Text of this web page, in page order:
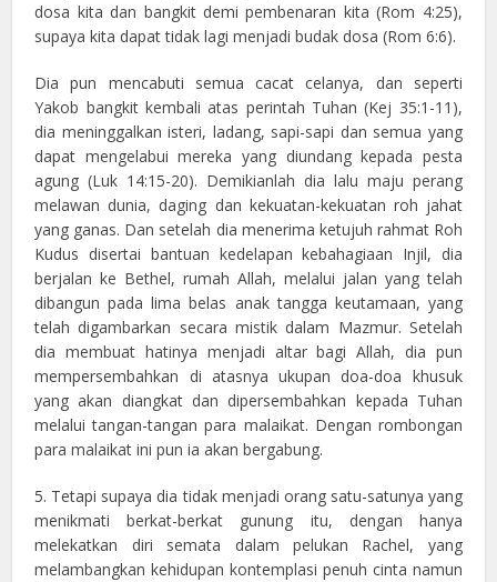
dosa kita dan bangkit demi pembenaran kita (Rom 4:25),
supaya kita dapat tidak lagi menjadi budak dosa (Rom 6:6).
Dia pun mencabuti semua cacat celanya, dan seperti
Yakob bangkit kembali atas perintah Tuhan (Kej 35:1-11),
dia meninggalkan isteri, ladang, sapi-sapi dan semua yang
dapat mengelabui mereka yang diundang kepada pesta
agung (Luk 14:15-20). Demikianlah dia lalu maju perang
melawan dunia, daging dan kekuatan-kekuatan roh jahat
yang ganas. Dan setelah dia menerima ketujuh rahmat Roh
Kudus disertai bantuan kedelapan kebahagiaan Injil, dia
berjalan ke Bethel, rumah Allah, melalui jalan yang telah
dibangun pada lima belas anak tangga keutamaan, yang
telah digambarkan secara mistik dalam Mazmur. Setelah
dia membuat hatinya menjadi altar bagi Allah, dia pun
mempersembahkan di atasnya ukupan doa-doa khusuk
yang akan diangkat dan dipersembahkan kepada Tuhan
melalui tangan-tangan para malaikat. Dengan rombongan
para malaikat ini pun ia akan bergabung.
5. Tetapi supaya dia tidak menjadi orang satu-satunya yang
menikmati berkat-berkat gunung itu, dengan hanya
melekatkan diri semata dalam pelukan Rachel, yang
melambangkan kehidupan kontemplasi penuh cinta namun